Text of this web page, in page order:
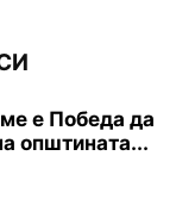
е Победа да
општината...